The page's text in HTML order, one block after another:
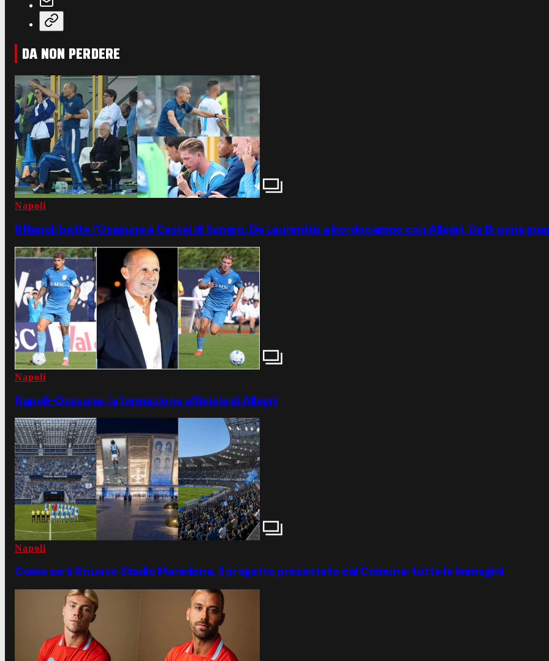
DA NON PERDERE
Napoli
Il Napoli batte l'Osasuna a Castel di Sangro: De Laurentiis a bordocampo con Allegri, De Bruyne
Napoli
Napoli-Osasuna, la formazione ufficiale di Allegri
Napoli
Come sarà il nuovo Stadio Maradona, il progetto presentato dal Comune: tutte le immagini